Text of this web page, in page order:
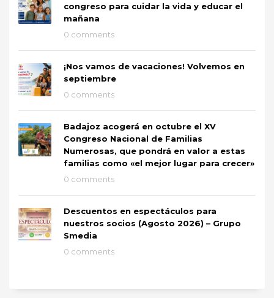
congreso para cuidar la vida y educar el
mañana
0 comments
¡Nos vamos de vacaciones! Volvemos en
septiembre
0 comments
Badajoz acogerá en octubre el XV
Congreso Nacional de Familias
Numerosas, que pondrá en valor a estas
familias como «el mejor lugar para crecer»
0 comments
Descuentos en espectáculos para
nuestros socios (Agosto 2026) – Grupo
Smedia
0 comments